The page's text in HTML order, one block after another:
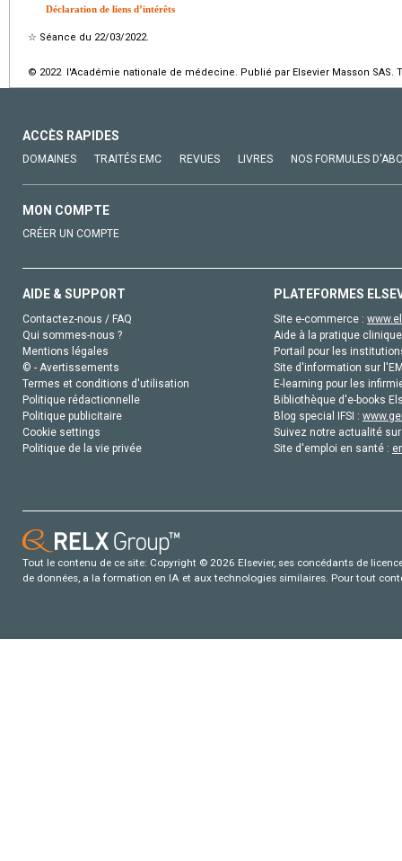
Déclaration de liens d’intérêts
☆ Séance du 22/03/2022.
© 2022 l'Académie nationale de médecine. Publié par Elsevier Masson SAS.
ACCÈS RAPIDES
DOMAINES TRAITÉS EMC REVUES LIVRES NOS FORMULES
MON COMPTE
CRÉER UN COMPTE
AIDE & SUPPORT
Contactez-nous / FAQ
Qui sommes-nous ?
Mentions légales
© - Avertissements
Termes et conditions d'utilisation
Politique rédactionnelle
Politique publicitaire
Cookie settings
Politique de la vie privée
PLATEFORMES
Site e-commerce :
Aide à la pratique
Portail pour les
Site d'information sur
E-learning pour les
Bibliothèque d'e-books
Blog special IFSI :
Suivez notre actualité
Site d'emploi en santé :
Tout le contenu de ce site: Copyright © 2026 Elsevier, ses concédants de
de données, a la formation en IA et aux technologies similaires. Pour tout